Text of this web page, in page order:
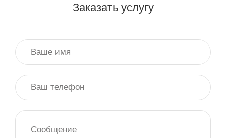
Заказать услугу